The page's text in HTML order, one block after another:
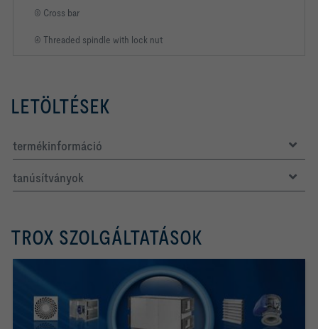
③ Cross bar
④ Threaded spindle with lock nut
LETÖLTÉSEK
termékinformáció
tanúsítványok
TROX SZOLGÁLTATÁSOK